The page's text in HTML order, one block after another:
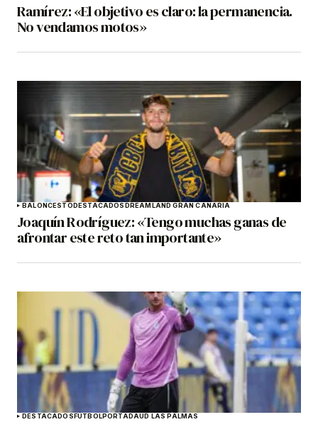
Ramírez: «El objetivo es claro: la permanencia.
No vendamos motos»
BALONCESTODESTACADOSDREAMLAND GRAN CANARIA
Joaquín Rodríguez: «Tengo muchas ganas de
afrontar este reto tan importante»
DESTACADOSFÚTBOLPORTADAUD LAS PALMAS